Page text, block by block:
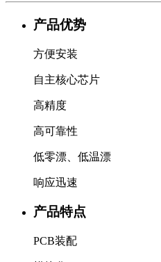
产品优势
方便安装
自主核心芯片
高精度
高可靠性
低零漂、低温漂
响应迅速
产品特点
PCB装配